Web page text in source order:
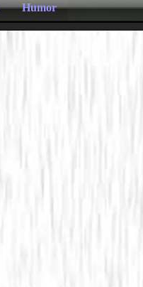
Humor